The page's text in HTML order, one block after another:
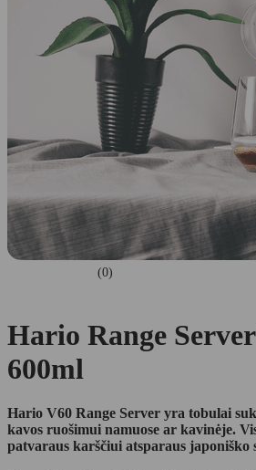
(0)
Hario Range
600ml
Hario V60 Range Server yra tobulai
kavos ruošimui namuose ar kavinėje.
patvaraus karščiui atsparaus japoniško